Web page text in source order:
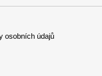
osobních údajů